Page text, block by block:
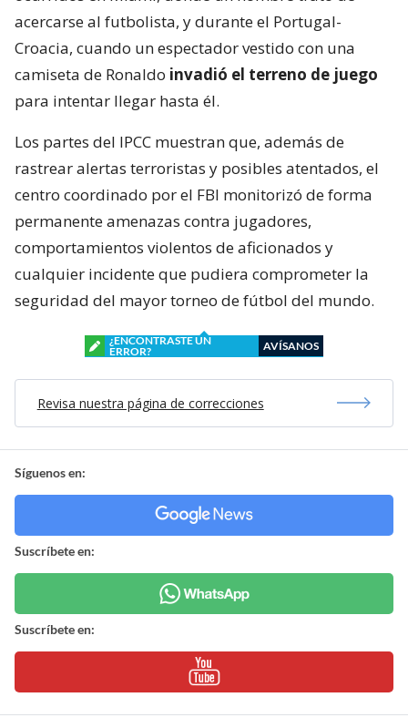
acercarse al futbolista, y durante el Portugal-
Croacia, cuando un espectador vestido con una
camiseta de Ronaldo invadió el terreno de juego
para intentar llegar hasta él.
Los partes del IPCC muestran que, además de
rastrear alertas terroristas y posibles atentados, el
centro coordinado por el FBI monitorizó de forma
permanente amenazas contra jugadores,
comportamientos violentos de aficionados y
cualquier incidente que pudiera comprometer la
seguridad del mayor torneo de fútbol del mundo.
¿ENCONTRASTE UN
ERROR?
AVÍSANOS
Revisa nuestra página de correcciones
Síguenos en:
Suscríbete en:
Suscríbete en: